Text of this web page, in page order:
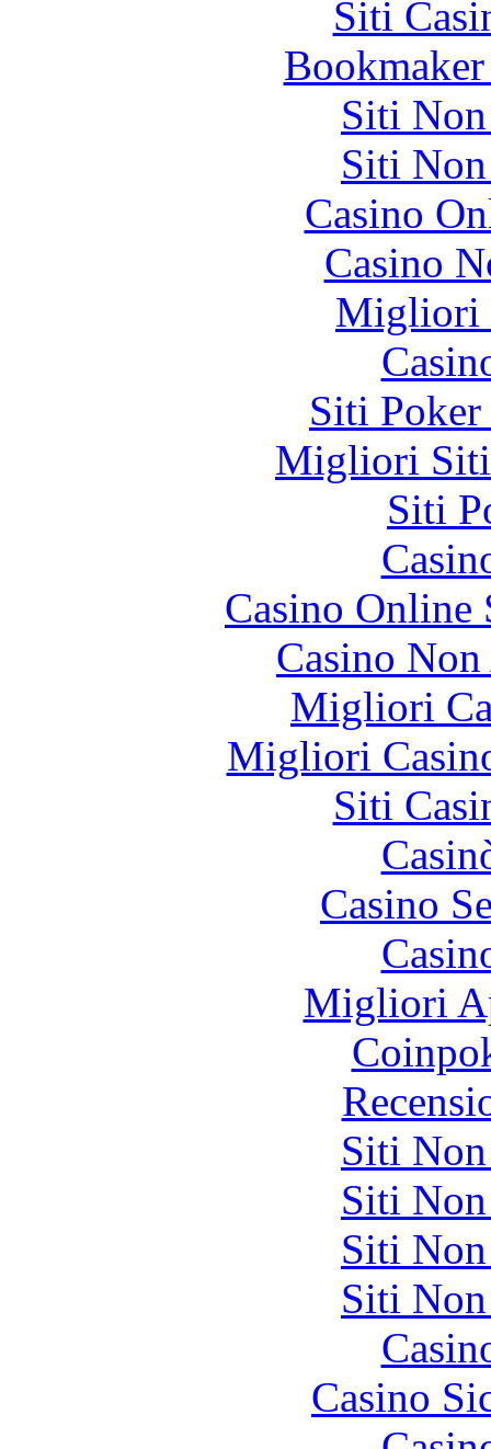
Siti
Siti
Siti
Casino
Casino
Migliori
Siti
Migliori Siti
Siti
Casino
Casino
Migliori
Migliori
Siti
Casino
Migliori
Siti
Siti
Siti
Siti
Casino